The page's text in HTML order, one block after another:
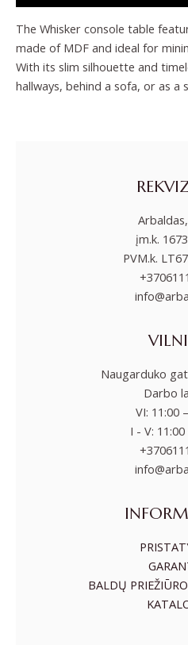
The Whisker console table
made of MDF and ideal for
With its slim silhouette and
hallways, behind a sofa, or as a
įm.k.
PVM.k.
Naugarduko
Darbo
VI: 11:00
I - V:
BALDŲ